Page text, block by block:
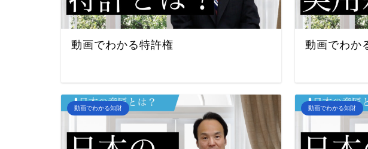
動画でわかる特許権 動画でわか
動画でわかる知財 動画でわかる知財